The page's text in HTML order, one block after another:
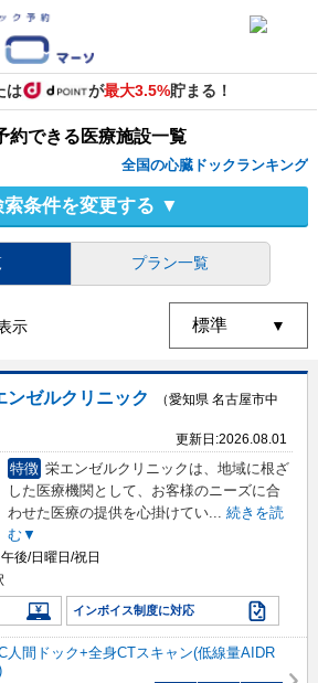
は が最大3.5%貯まる！
約できる医療施設一覧
全国の心臓ドックランキング
索条件を変更する ▼
プラン一覧
示
ゼルクリニック
（愛知県 名古屋市中
更新日:2026.08.01
特徴 栄エンゼルクリニックは、地域に根ざ
した医療機関として、お客様のニーズに合
わせた医療の提供を心掛けてい... 続きを読
む▼
後/日曜日/祝日
インボイス制度に対応
人間ドック+全身CTスキャン(低線量AIDR